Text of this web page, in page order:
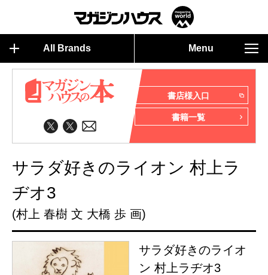
All Brands Menu
書店様入口
書籍一覧
サラダ好きのライオン 村上ラ
ヂオ3
(村上 春樹 文 大橋 歩 画)
サラダ好きのライオ
ン 村上ラヂオ3